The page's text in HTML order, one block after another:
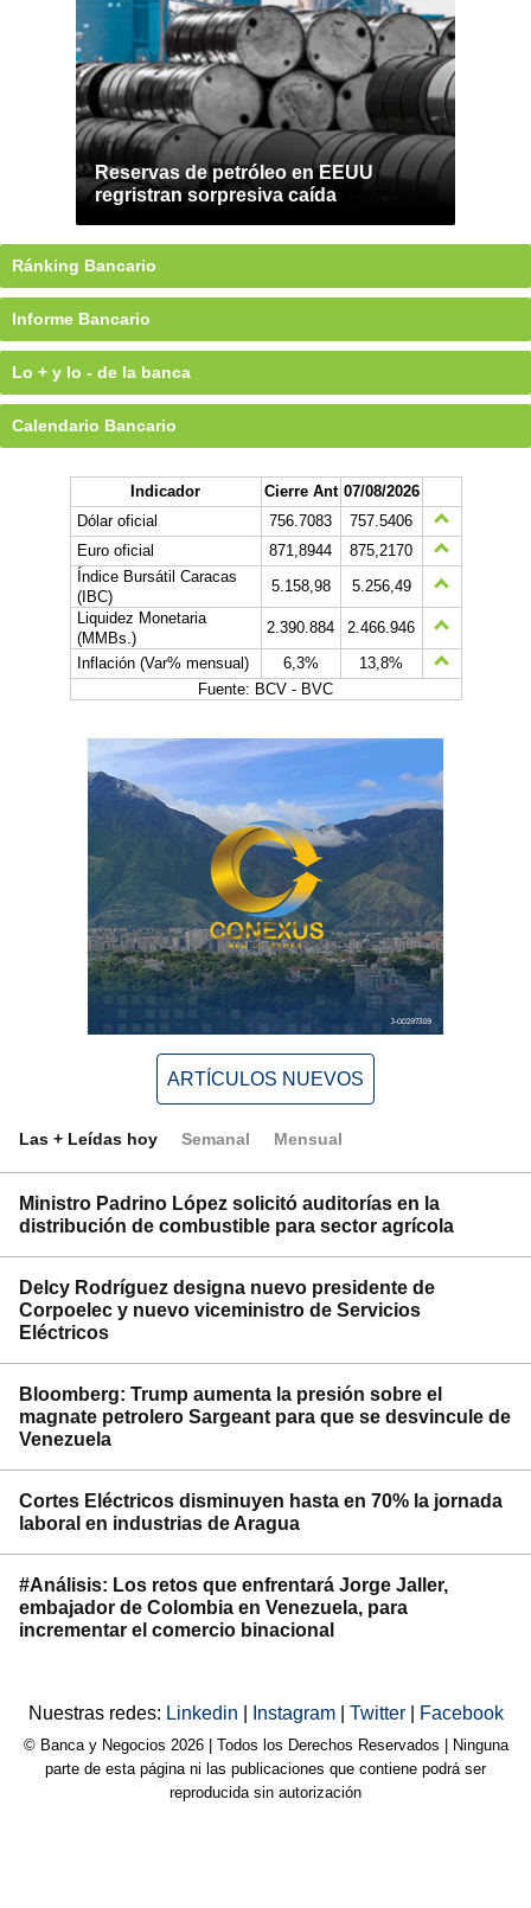
Reservas de petróleo en EEUU
regristran sorpresiva caída
Ránking Bancario
Informe Bancario
Lo + y lo - de la banca
Calendario Bancario
Indicador Cierre Ant 07/08/2026
Dólar oficial
756.7083
757.5406
Euro oficial
871,8944
875,2170
Índice Bursátil Caracas
(IBC)
5.158,98
5.256,49
Liquidez Monetaria
(MMBs.)
2.390.884
2.466.946
Inflación (Var% mensual)
6,3%
13,8%
Fuente: BCV - BVC
ARTÍCULOS NUEVOS
Las + Leídas hoy Semanal Mensual
Ministro Padrino López solicitó auditorías en la
distribución de combustible para sector agrícola
Delcy Rodríguez designa nuevo presidente de
Corpoelec y nuevo viceministro de Servicios
Eléctricos
Bloomberg: Trump aumenta la presión sobre el
magnate petrolero Sargeant para que se desvincule de
Venezuela
Cortes Eléctricos disminuyen hasta en 70% la jornada
laboral en industrias de Aragua
#Análisis: Los retos que enfrentará Jorge Jaller,
embajador de Colombia en Venezuela, para
incrementar el comercio binacional
Nuestras redes: Linkedin Instagram Twitter Facebook
© Banca y Negocios 2026 | Todos los Derechos Reservados | Ninguna
parte de esta página ni las publicaciones que contiene podrá ser
reproducida sin autorización